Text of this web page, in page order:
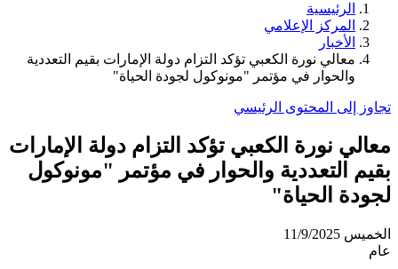
الرئيسية
المركز الإعلامي
الأخبار
معالي نورة الكعبي تؤكد التزام دولة الإمارات بقيم التعددية
والحوار في مؤتمر "مونوكول لجودة الحياة"
تجاوز إلى المحتوى الرئيسي
معالي نورة الكعبي تؤكد التزام دولة الإمارات
بقيم التعددية والحوار في مؤتمر "مونوكول
لجودة الحياة"
الخميس 11/9/2025
عام